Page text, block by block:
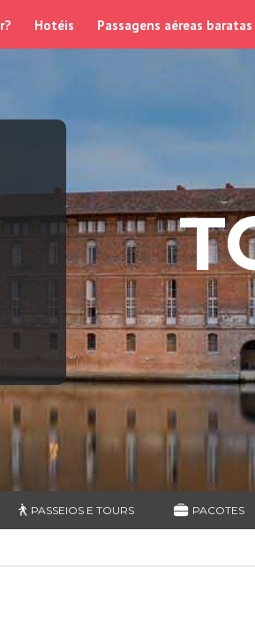
Hotéis Passagens aéreas baratas
PASSEIOS E TOURS PACOTES